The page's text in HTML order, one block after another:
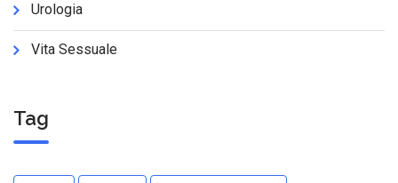
Urologia
Vita Sessuale
Tag